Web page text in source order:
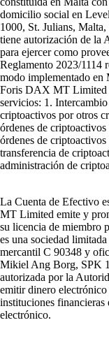
domicilio social en
1000, St. Julians,
tiene autorización de la
para ejercer como
Reglamento 2023/1114
modo implementado en
Foris DAX MT Limited
servicios: 1.
criptoactivos por otros
órdenes de
órdenes de
transferencia de
administración de
La Cuenta de Efectivo
MT Limited emite y
su licencia de miembro
es una sociedad
mercantil C 90348 y
Mikiel Ang Borg, SPK
autorizada por la
emitir dinero
instituciones financieras
electrónico.